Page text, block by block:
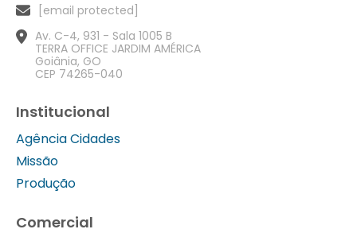
[email protected]
Av. C-4, 931 - Sala 1005 B
TERRA OFFICE JARDIM AMÉRICA
Goiânia, GO
CEP 74265-040
Institucional
Agência Cidades
Missão
Produção
Comercial